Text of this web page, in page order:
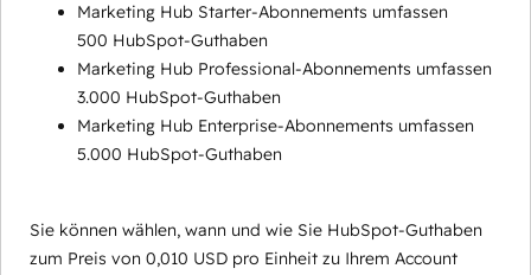
Marketing Hub Starter-Abonnements umfassen
500 HubSpot-Guthaben
Marketing Hub Professional-Abonnements umfassen
3.000 HubSpot-Guthaben
Marketing Hub Enterprise-Abonnements umfassen
5.000 HubSpot-Guthaben
Sie können wählen, wann und wie Sie HubSpot-Guthaben
zum Preis von 0,010 USD pro Einheit zu Ihrem Account